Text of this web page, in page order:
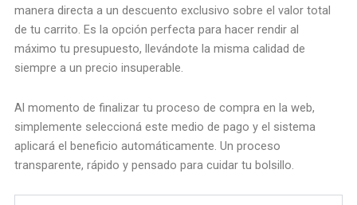
manera directa a un descuento exclusivo sobre el valor total
de tu carrito. Es la opción perfecta para hacer rendir al
máximo tu presupuesto, llevándote la misma calidad de
siempre a un precio insuperable.
Al momento de finalizar tu proceso de compra en la web,
simplemente seleccioná este medio de pago y el sistema
aplicará el beneficio automáticamente. Un proceso
transparente, rápido y pensado para cuidar tu bolsillo.